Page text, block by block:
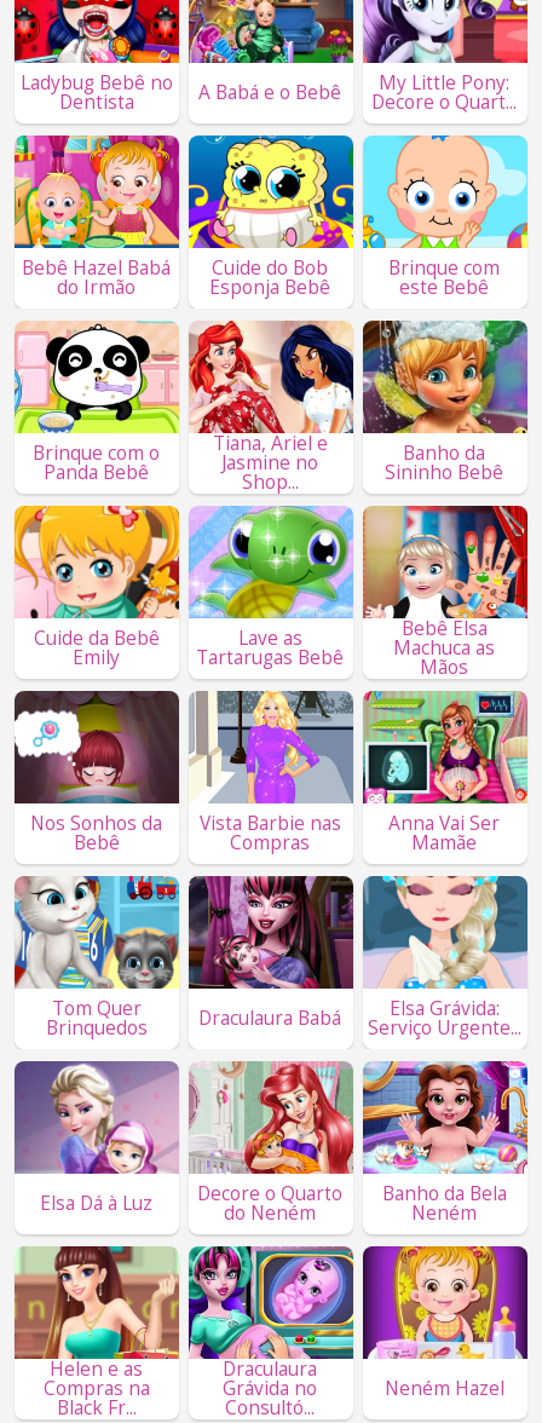
Ladybug Bebê no
Dentista A Babá e o Bebê My Little Pony:
Decore o Quart...
Bebê Hazel Babá
do Irmão
Cuide do Bob
Esponja Bebê
Brinque com
este Bebê
Brinque com o
Panda Bebê
Tiana, Ariel e
Jasmine no
Shop...
Banho da
Sininho Bebê
Cuide da Bebê
Emily
Lave as
Tartarugas Bebê
Bebê Elsa
Machuca as
Mãos
Nos Sonhos da
Bebê
Vista Barbie nas
Compras
Anna Vai Ser
Mamãe
Tom Quer
Brinquedos Draculaura Babá Elsa Grávida:
Serviço Urgente...
Elsa Dá à Luz Decore o Quarto
do Neném
Banho da Bela
Neném
Helen e as
Compras na
Black Fr...
Draculaura
Grávida no
Consultó...
Neném Hazel